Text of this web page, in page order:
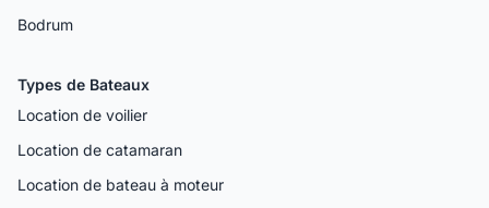
Bodrum
Types de Bateaux
Location de voilier
Location de catamaran
Location de bateau à moteur